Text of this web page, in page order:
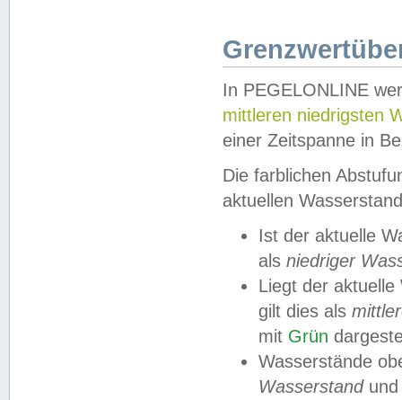
In PEGELONLINE
mittleren niedrigsten
einer Zeitspanne in
Die farblichen
aktuellen
Ist der aktuelle
als niedriger
Liegt der
gilt dies als
mit Grün
Wasserstände
Wasserstandund